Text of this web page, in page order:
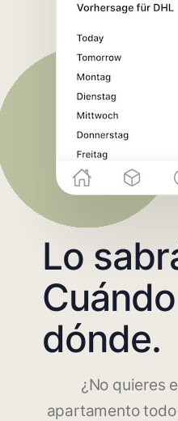
Lo
dónde.
¿No quieres
apartamento